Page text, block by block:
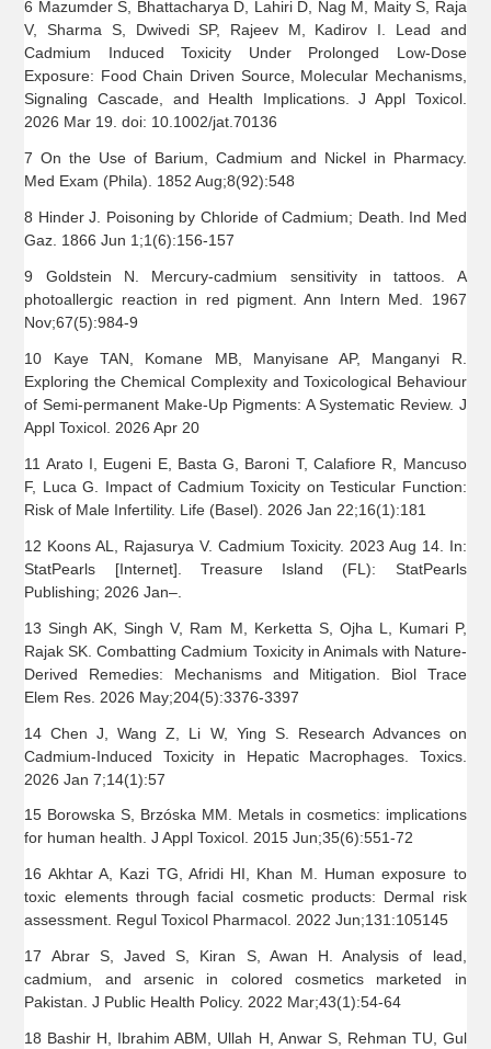
6 Mazumder S, Bhattacharya D, Lahiri D, Nag M, Maity S, Raja
V, Sharma S, Dwivedi SP, Rajeev M, Kadirov I. Lead and
Cadmium Induced Toxicity Under Prolonged Low-Dose
Exposure: Food Chain Driven Source, Molecular Mechanisms,
Signaling Cascade, and Health Implications. J Appl Toxicol.
2026 Mar 19. doi: 10.1002/jat.70136
7 On the Use of Barium, Cadmium and Nickel in Pharmacy.
Med Exam (Phila). 1852 Aug;8(92):548
8 Hinder J. Poisoning by Chloride of Cadmium; Death. Ind Med
Gaz. 1866 Jun 1;1(6):156-157
9 Goldstein N. Mercury-cadmium sensitivity in tattoos. A
photoallergic reaction in red pigment. Ann Intern Med. 1967
Nov;67(5):984-9
10 Kaye TAN, Komane MB, Manyisane AP, Manganyi R.
Exploring the Chemical Complexity and Toxicological Behaviour
of Semi-permanent Make-Up Pigments: A Systematic Review. J
Appl Toxicol. 2026 Apr 20
11 Arato I, Eugeni E, Basta G, Baroni T, Calafiore R, Mancuso
F, Luca G. Impact of Cadmium Toxicity on Testicular Function:
Risk of Male Infertility. Life (Basel). 2026 Jan 22;16(1):181
12 Koons AL, Rajasurya V. Cadmium Toxicity. 2023 Aug 14. In:
StatPearls [Internet]. Treasure Island (FL): StatPearls
Publishing; 2026 Jan–.
13 Singh AK, Singh V, Ram M, Kerketta S, Ojha L, Kumari P,
Rajak SK. Combatting Cadmium Toxicity in Animals with Nature-
Derived Remedies: Mechanisms and Mitigation. Biol Trace
Elem Res. 2026 May;204(5):3376-3397
14 Chen J, Wang Z, Li W, Ying S. Research Advances on
Cadmium-Induced Toxicity in Hepatic Macrophages. Toxics.
2026 Jan 7;14(1):57
15 Borowska S, Brzóska MM. Metals in cosmetics: implications
for human health. J Appl Toxicol. 2015 Jun;35(6):551-72
16 Akhtar A, Kazi TG, Afridi HI, Khan M. Human exposure to
toxic elements through facial cosmetic products: Dermal risk
assessment. Regul Toxicol Pharmacol. 2022 Jun;131:105145
17 Abrar S, Javed S, Kiran S, Awan H. Analysis of lead,
cadmium, and arsenic in colored cosmetics marketed in
Pakistan. J Public Health Policy. 2022 Mar;43(1):54-64
18 Bashir H, Ibrahim ABM, Ullah H, Anwar S, Rehman TU, Gul